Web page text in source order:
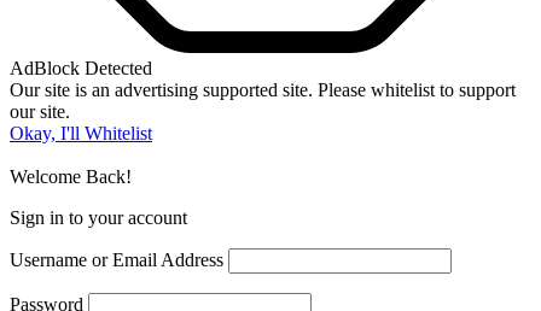
AdBlock Detected
Our site is an advertising supported site. Please whitelist to support
our site.
Okay, I'll Whitelist
Welcome Back!
Sign in to your account
Username or Email Address
Password